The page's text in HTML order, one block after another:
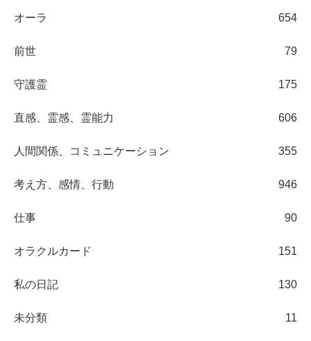
オーラ 654
前世 79
守護霊 175
直感、霊感、霊能力 606
人間関係、コミュニケーション 355
考え方、感情、行動 946
仕事 90
オラクルカード 151
私の日記 130
未分類 11